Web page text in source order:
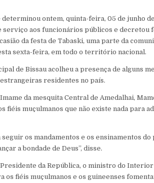
ontem, quinta-feira, 05 de junho
serviço aos funcionários públicos e decretou
da festa de Tabaski, uma parte da
sexta-feira, em todo o território nacional.
de Bissau acolheu a presença de alguns
residentes no país.
da mesquita Central de Amedalhai,
fiéis muçulmanos que não existe nada para
seguir os mandamentos e os ensinamentos
a bondade de Deus”, disse.
da República, o ministro do Interior
os fiéis muçulmanos e os guineenses